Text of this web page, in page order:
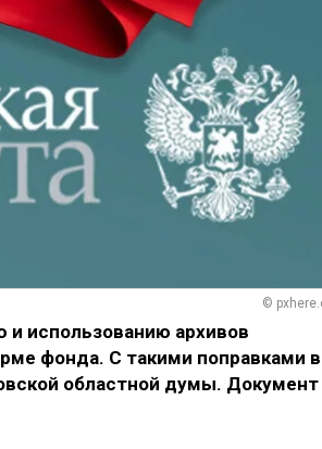
©
использованию архивов
фонда. С такими поправками в
областной думы. Документ